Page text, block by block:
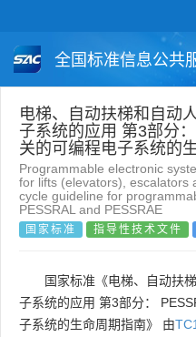
全国标准信息公共
国家标准 行
团体标准 企
国外标准 技
电梯、自动扶梯和自动
子系统的应用 第3部分
关的可编程电子系统的
Programmable electronic
for lifts (elevators),
cycle guideline for
PESSRAL and PESSRAE
国家标准 指导性技术文件
国家标准《电梯、自动扶
子系统的应用 第3部分：
子系统的生命周期指南》 由